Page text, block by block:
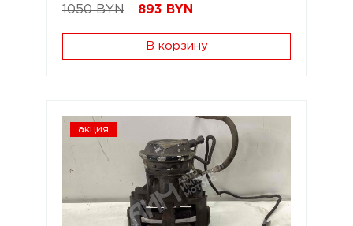
1050 BYN 893 BYN
В корзину
акция